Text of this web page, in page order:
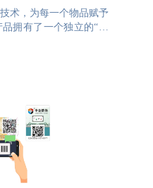
术，为每一个物品赋予
拥有了一个独立的“身
信息，包括其生产、加